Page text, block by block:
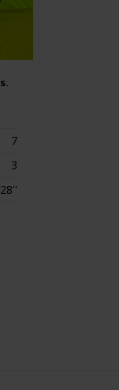
7
3
28''